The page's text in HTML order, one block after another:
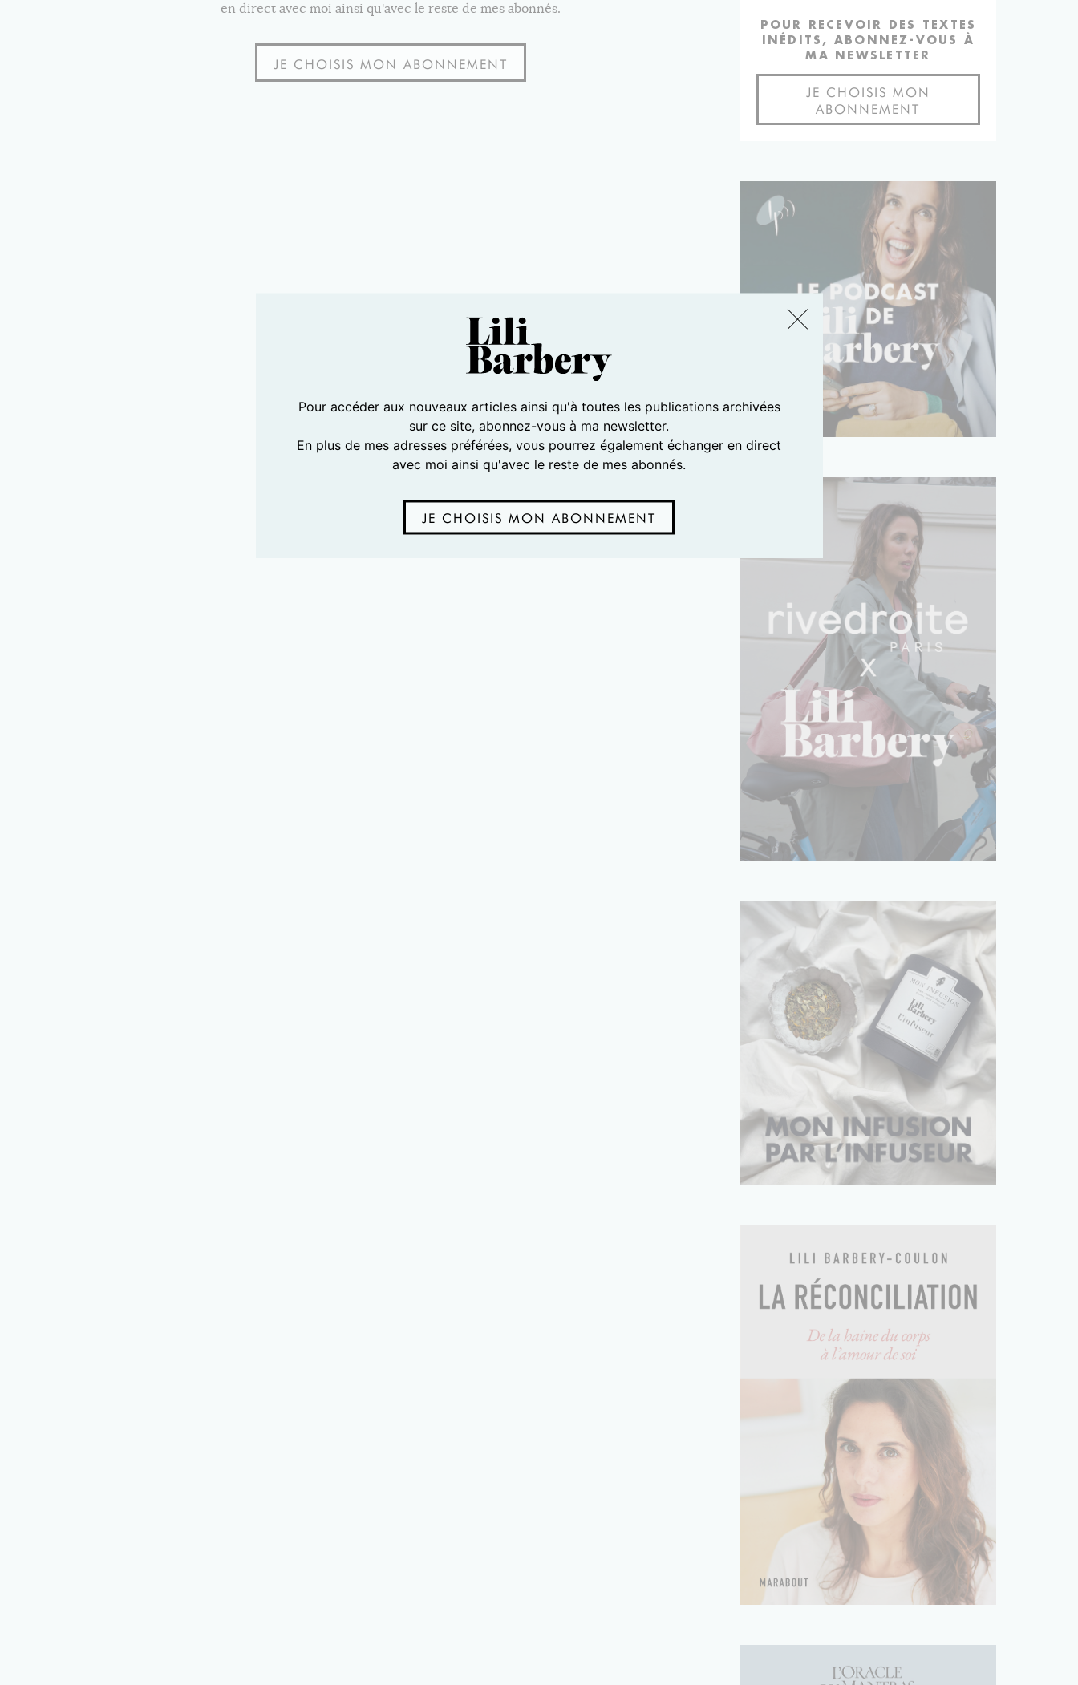
en direct avec moi ainsi qu'avec le reste de mes abonnés.
JE CHOISIS MON ABONNEMENT
Pour accéder aux nouveaux articles ainsi qu'à toutes les publications archivées
sur ce site, abonnez-vous à ma newsletter.
En plus de mes adresses préférées, vous pourrez également échanger en direct
avec moi ainsi qu'avec le reste de mes abonnés.
JE CHOISIS MON ABONNEMENT
POUR RECEVOIR DES TEXTES
INÉDITS, ABONNEZ-VOUS À
MA NEWSLETTER
JE CHOISIS MON
ABONNEMENT